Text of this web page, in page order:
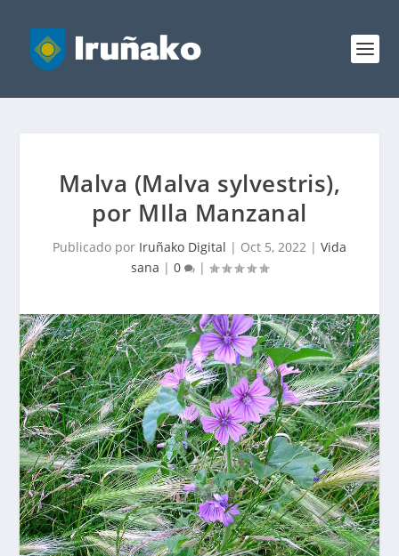
Malva (Malva sylvestris),
por MIla Manzanal
Publicado por Iruñako Digital | Oct 5, 2022 | Vida
sana | 0 |